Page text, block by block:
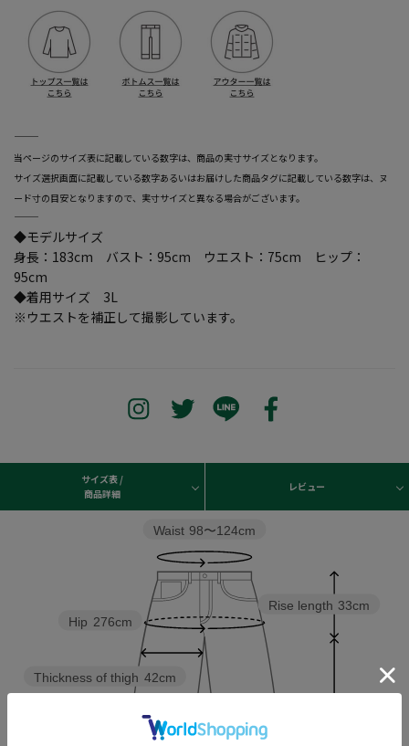
―――――――――――――――――――――――
当ページのサイズ表に記載している数字は、商品の実寸サイズとなります。
サイズ選択画面に記載している数字あるいはお届けした商品タグに記載している数字は、ヌ
ード寸の目安となりますので、実寸サイズと異なる場合がございます。
―――――――――――――――――――――――
◆モデルサイズ
身長：183cm バスト：95cm ウエスト：75cm ヒップ：
95cm
◆着用サイズ 3L
※ウエストを補正して撮影しています。
サイズ表 /
商品詳細
レビュー
Rise length 33cm
Thickness of thigh 42cm
Hip 276cm
Waist 98〜124cm